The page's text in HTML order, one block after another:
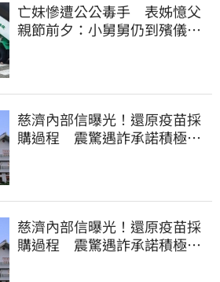
亡妹慘遭公公毒手 表姊憶父
親節前夕：小舅舅仍到殯儀館
慈濟內部信曝光！還原疫苗採
購過程 震驚遇詐承諾積極追
慈濟內部信曝光！還原疫苗採
購過程 震驚遇詐承諾積極追